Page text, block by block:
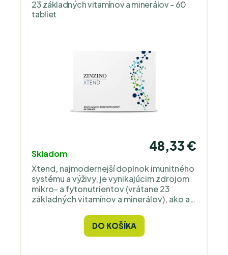
23 základných vitamínov a minerálov - 60
tabliet
Skladom
48,33 €
Xtend, najmodernejší doplnok imunitného
systému a výživy, je vynikajúcim zdrojom
mikro- a fytonutrientov (vrátane 23
základných vitamínov a minerálov), ako aj
získaných z pekárskych kvasníc, pričom
chráni a obnovuje telesné bunky a tkanivá.
DO KOŠÍKA